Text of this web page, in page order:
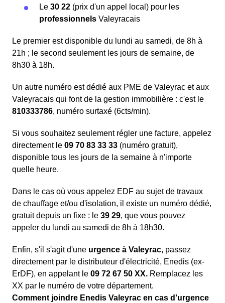
Le 30 22 (prix d'un appel local) pour les
professionnels Valeyracais
Le premier est disponible du lundi au samedi, de 8h à
21h ; le second seulement les jours de semaine, de
8h30 à 18h.
Un autre numéro est dédié aux PME de Valeyrac et aux
Valeyracais qui font de la gestion immobilière : c'est le
810333786, numéro surtaxé (6cts/min).
Si vous souhaitez seulement régler une facture, appelez
directement le 09 70 83 33 33 (numéro gratuit),
disponible tous les jours de la semaine à n'importe
quelle heure.
Dans le cas où vous appelez EDF au sujet de travaux
de chauffage et/ou d'isolation, il existe un numéro dédié,
gratuit depuis un fixe : le 39 29, que vous pouvez
appeler du lundi au samedi de 8h à 18h30.
Enfin, s'il s'agit d'une urgence à Valeyrac, passez
directement par le distributeur d'électricité, Enedis (ex-
ErDF), en appelant le 09 72 67 50 XX. Remplacez les
XX par le numéro de votre département.
Comment joindre Enedis Valeyrac en cas d'urgence